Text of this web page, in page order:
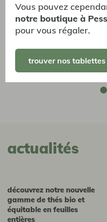
infusion ronde & douce
2,94 €
actualités
Découvrez notre nouvelle
gamme de thés bio et
équitable en feuilles
entières
Vous pouvez
notre boutique à
pour vous régaler.
trouver nos tablettes